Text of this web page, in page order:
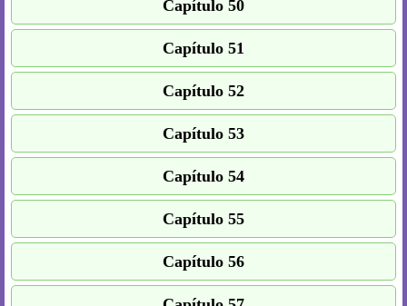
Capítulo 50
Capítulo 51
Capítulo 52
Capítulo 53
Capítulo 54
Capítulo 55
Capítulo 56